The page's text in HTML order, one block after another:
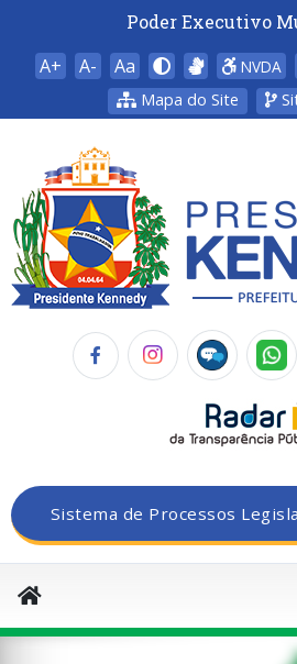
Poder Executivo
A+ A- Aa NVDA
Mapa do Site
Sistema de Processos